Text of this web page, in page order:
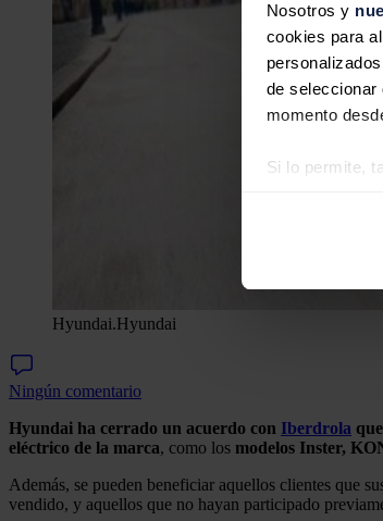
Nosotros y
cookies para
de seleccionar
momento
Si lo permite,
Hyundai.Hyundai
Ningún comentario
Hyundai ha cerrado un acuerdo con Iberdrola
eléctrico de la marca, como los modelos Inster,
Además, se pueden beneficiar aquellos clientes que
vendido, y aquellos que no hayan participado